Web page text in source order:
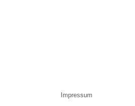
Impressum